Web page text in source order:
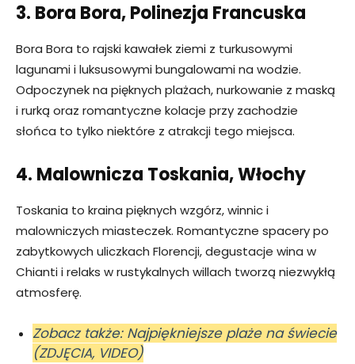
3. Bora Bora, Polinezja Francuska
Bora Bora to rajski kawałek ziemi z turkusowymi
lagunami i luksusowymi bungalowami na wodzie.
Odpoczynek na pięknych plażach, nurkowanie z maską
i rurką oraz romantyczne kolacje przy zachodzie
słońca to tylko niektóre z atrakcji tego miejsca.
4. Malownicza Toskania, Włochy
Toskania to kraina pięknych wzgórz, winnic i
malowniczych miasteczek. Romantyczne spacery po
zabytkowych uliczkach Florencji, degustacje wina w
Chianti i relaks w rustykalnych willach tworzą niezwykłą
atmosferę.
Zobacz także: Najpiękniejsze plaże na świecie
(ZDJĘCIA, VIDEO)